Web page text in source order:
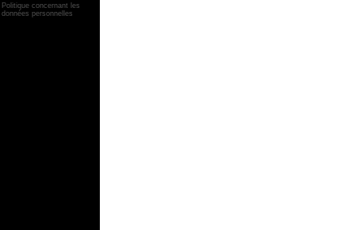
Politique concernant les
données personnelles